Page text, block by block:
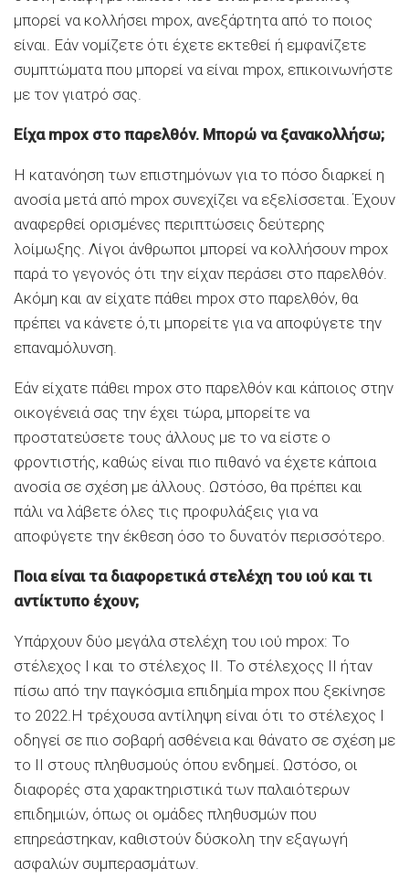
μπορεί να κολλήσει mpox, ανεξάρτητα από το ποιος
είναι. Εάν νομίζετε ότι έχετε εκτεθεί ή εμφανίζετε
συμπτώματα που μπορεί να είναι mpox, επικοινωνήστε
με τον γιατρό σας.
Είχα mpox στο παρελθόν. Μπορώ να ξανακολλήσω;
Η κατανόηση των επιστημόνων για το πόσο διαρκεί η
ανοσία μετά από mpox συνεχίζει να εξελίσσεται. Έχουν
αναφερθεί ορισμένες περιπτώσεις δεύτερης
λοίμωξης. Λίγοι άνθρωποι μπορεί να κολλήσουν mpox
παρά το γεγονός ότι την είχαν περάσει στο παρελθόν.
Ακόμη και αν είχατε πάθει mpox στο παρελθόν, θα
πρέπει να κάνετε ό,τι μπορείτε για να αποφύγετε την
επαναμόλυνση.
Εάν είχατε πάθει mpox στο παρελθόν και κάποιος στην
οικογένειά σας την έχει τώρα, μπορείτε να
προστατεύσετε τους άλλους με το να είστε ο
φροντιστής, καθώς είναι πιο πιθανό να έχετε κάποια
ανοσία σε σχέση με άλλους. Ωστόσο, θα πρέπει και
πάλι να λάβετε όλες τις προφυλάξεις για να
αποφύγετε την έκθεση όσο το δυνατόν περισσότερο.
Ποια είναι τα διαφορετικά στελέχη του ιού και τι
αντίκτυπο έχουν;
Υπάρχουν δύο μεγάλα στελέχη του ιού mpox: Το
στέλεχος Ι και το στέλεχος ΙΙ. Το στέλεχοςς II ήταν
πίσω από την παγκόσμια επιδημία mpox που ξεκίνησε
το 2022.Η τρέχουσα αντίληψη είναι ότι το στέλεχος Ι
οδηγεί σε πιο σοβαρή ασθένεια και θάνατο σε σχέση με
το ΙΙ στους πληθυσμούς όπου ενδημεί. Ωστόσο, οι
διαφορές στα χαρακτηριστικά των παλαιότερων
επιδημιών, όπως οι ομάδες πληθυσμών που
επηρεάστηκαν, καθιστούν δύσκολη την εξαγωγή
ασφαλών συμπερασμάτων.